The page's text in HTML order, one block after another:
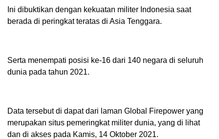
Ini dibuktikan dengan kekuatan militer Indonesia saat
berada di peringkat teratas di Asia Tenggara.
Serta menempati posisi ke-16 dari 140 negara di seluruh
dunia pada tahun 2021.
Data tersebut di dapat dari laman Global Firepower yang
merupakan situs pemeringkat militer dunia, yang di lihat
dan di akses pada Kamis, 14 Oktober 2021.